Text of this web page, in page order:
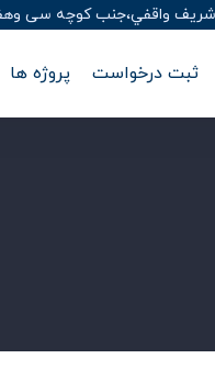
واقفي،جنب کوچه سی
ثبت درخواست پروژه ها